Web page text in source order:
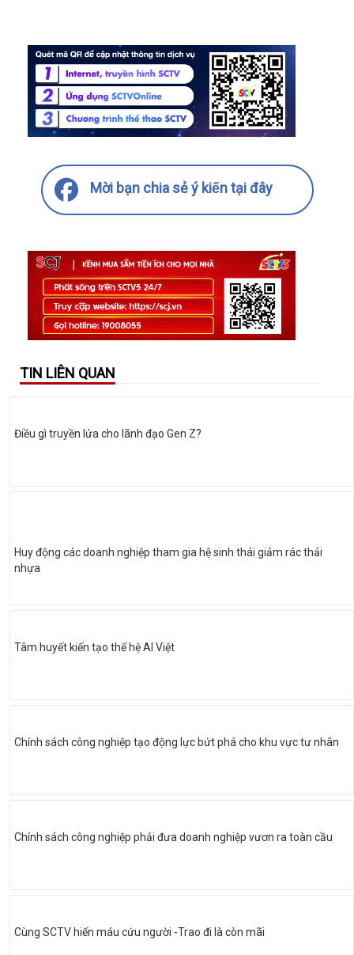
Mời bạn chia sẻ ý kiến tại đây
TIN LIÊN QUAN
Điều gì truyền lửa cho lãnh đạo Gen Z?
Huy động các doanh nghiệp tham gia hệ sinh thái giảm rác thải
nhựa
Tâm huyết kiến tạo thế hệ AI Việt
Chính sách công nghiệp tạo động lực bứt phá cho khu vực tư nhân
Chính sách công nghiệp phải đưa doanh nghiệp vươn ra toàn cầu
Cùng SCTV hiến máu cứu người -Trao đi là còn mãi